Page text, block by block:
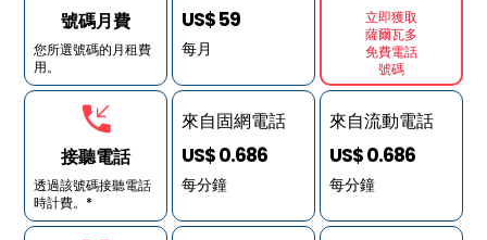
號碼月費
您所選號碼的月租費
用。
接聽電話
透過該號碼接聽電話
時計費。*
US$ 59
每月
來自固網電話
US$ 0.686
每分鐘
立即獲取
薩爾瓦多
免費電話
號碼
來自流動電話
US$ 0.686
每分鐘